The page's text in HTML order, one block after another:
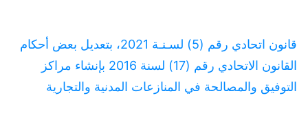
قانون اتحادي رقم (5) لسـنـة 2021، بتعديل بعض أحكام
القانون الاتحادي رقم (17) لسنة 2016 بإنشاء مراكز
التوفيق والمصالحة في المنازعات المدنية والتجارية